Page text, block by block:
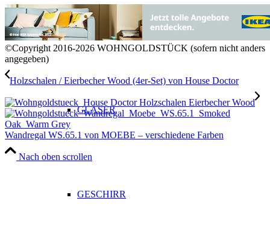
TO GO BECHER & FLASCHEN
GLÄSER
GESCHIRR
©Copyright 2016-2026 WOHNGOLDSTÜCK (sofern nicht anders
angegeben)
Holzschalen / Eierbecher Wood (4er-Set) von House Doctor
Wandregal WS.65.1 von MOEBE – verschiedene Farben
Nach oben scrollen